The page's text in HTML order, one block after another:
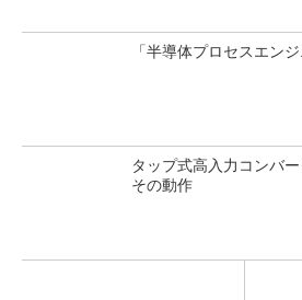
「半導体プロセスエン
タップ式高入力コンバ
その動作